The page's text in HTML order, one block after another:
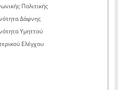
Πολιτικής
Δάφνης
Υμηττού
Ελέγχου